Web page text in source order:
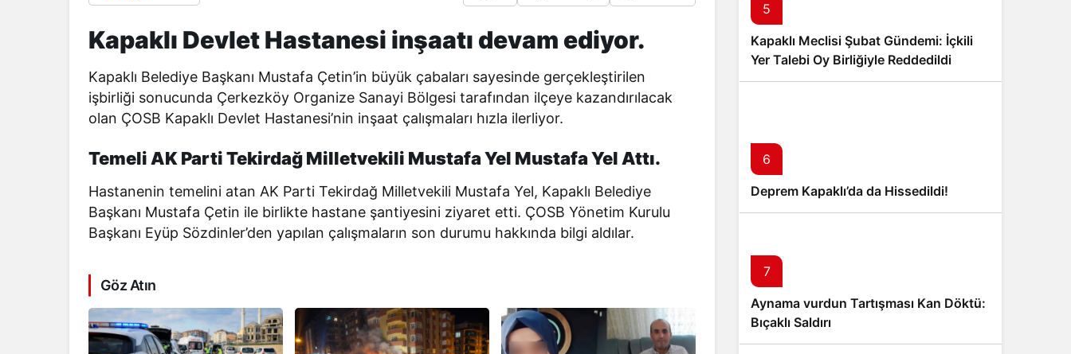
Kapaklı Devlet Hastanesi inşaatı devam ediyor.
Kapaklı Belediye Başkanı Mustafa Çetin’in büyük çabaları sayesinde gerçekleştirilen
işbirliği sonucunda Çerkezköy Organize Sanayi Bölgesi tarafından ilçeye kazandırılacak
olan ÇOSB Kapaklı Devlet Hastanesi’nin inşaat çalışmaları hızla ilerliyor.
Temeli AK Parti Tekirdağ Milletvekili Mustafa Yel Mustafa Yel Attı.
Hastanenin temelini atan AK Parti Tekirdağ Milletvekili Mustafa Yel, Kapaklı Belediye
Başkanı Mustafa Çetin ile birlikte hastane şantiyesini ziyaret etti. ÇOSB Yönetim Kurulu
Başkanı Eyüp Sözdinler’den yapılan çalışmaların son durumu hakkında bilgi aldılar.
Göz Atın
5
Kapaklı Meclisi Şubat Gündemi: İçkili
Yer Talebi Oy Birliğiyle Reddedildi
6
Deprem Kapaklı’da da Hissedildi!
7
Aynama vurdun Tartışması Kan Döktü:
Bıçaklı Saldırı